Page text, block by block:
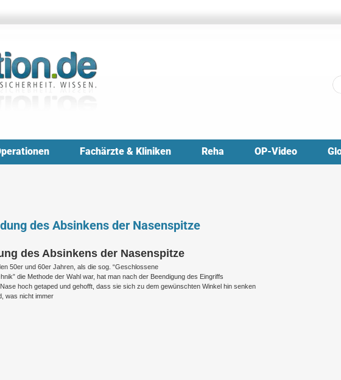
Fachärzte & Kliniken Reha OP-Video
des Absinkens der Nasenspitze
des Absinkens der Nasenspitze
50er und 60er Jahren, als die sog. “Geschlossene
die Methode der Wahl war, hat man nach der Beendigung des Eingriffs
hoch getaped und gehofft, dass sie sich zu dem gewünschten Winkel hin senken
was nicht immer